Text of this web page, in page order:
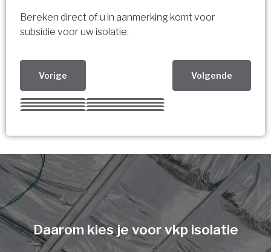
Bereken direct of u in aanmerking komt voor
subsidie voor uw isolatie.
Vorige Volgende
Kies uw Isolatiemaatregel
Meerdere keuzes mogelijk
Isolatiemaatregel
Spouwisolatie
Vloerisolatie
Vorige Volgende
U komt in aanmerking voor
subsidie!
Vul uw gegevens in en ontvang nu direct uw
berekening per mail.
Daarom kies je voor vkp isolatie